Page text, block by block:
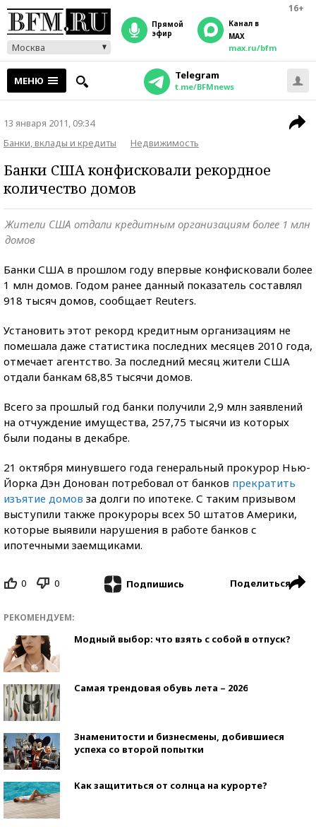
16+
Москва
прямой
эфир
Канал в
MAX
max.ru/bfm
МЕНЮ Telegram
t.me/BFMnews
13 января 2011, 09:34
Банки, вклады и кредиты
Недвижимость
Банки США конфисковали рекордное
количество домов
Жители США отдали кредитным организациям более 1 млн
домов
Банки США в прошлом году впервые конфисковали более
1 млн домов. Годом ранее данный показатель составлял
918 тысяч домов, сообщает Reuters.
Установить этот рекорд кредитным организациям не
помешала даже статистика последних месяцев 2010 года,
отмечает агентство. За последний месяц жители США
отдали банкам 68,85 тысячи домов.
Всего за прошлый год банки получили 2,9 млн заявлений
на отчуждение имущества, 257,75 тысячи из которых
были поданы в декабре.
21 октября минувшего года генеральный прокурор Нью-
Йорка Дэн Донован потребовал от банков прекратить
изъятие домов за долги по ипотеке. С таким призывом
выступили также прокуроры всех 50 штатов Америки,
которые выявили нарушения в работе банков с
ипотечными заемщиками.
0 0 Подпишись Поделиться
РЕКОМЕНДУЕМ:
Модный выбор: что взять с собой в отпуск?
Самая трендовая обувь лета – 2026
Знаменитости и бизнесмены, добившиеся
успеха со второй попытки
Как защититься от солнца на курорте?